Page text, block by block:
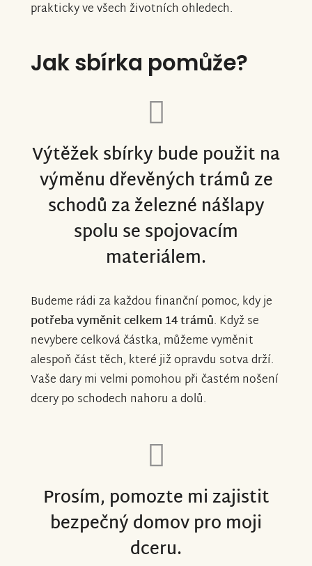
prakticky ve všech životních ohledech.
Jak sbírka pomůže?
Výtěžek sbírky bude použit na
výměnu dřevěných trámů ze
schodů za železné nášlapy
spolu se spojovacím
materiálem.
Budeme rádi za každou finanční pomoc, kdy je
potřeba vyměnit celkem 14 trámů. Když se
nevybere celková částka, můžeme vyměnit
alespoň část těch, které již opravdu sotva drží.
Vaše dary mi velmi pomohou při častém nošení
dcery po schodech nahoru a dolů.
Prosím, pomozte mi zajistit
bezpečný domov pro moji
dceru.